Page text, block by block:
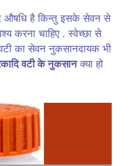
औषधि है किन्तु इसके सेवन से
करना चाहिए . स्वेच्छा से
का सेवन नुकसानदायक भी
वटी के नुकसानक्या हो